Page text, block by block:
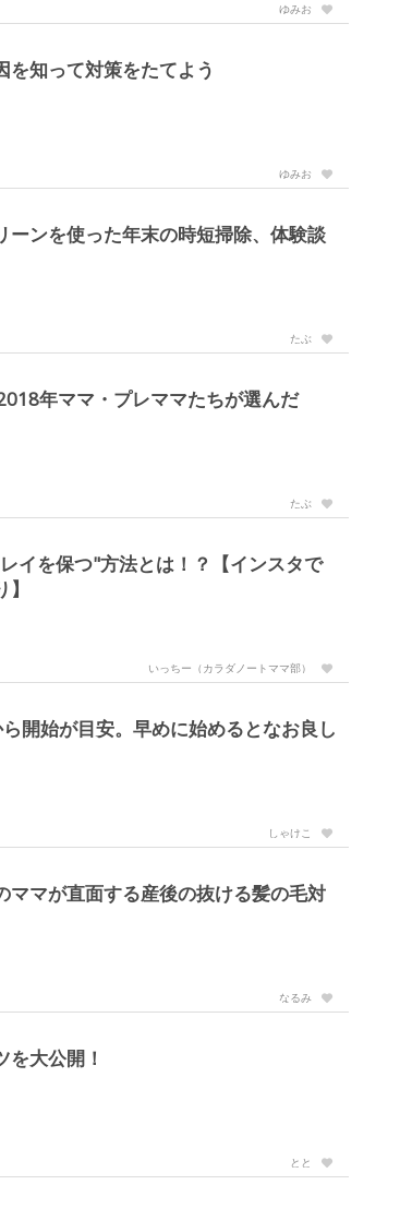
ゆみお
を知って対策をたてよう
ゆみお
ーンを使った年末の時短掃除、体験談
たぶ
年ママ・プレママたちが選んだ
たぶ
イを保つ"方法とは！？【インスタで
いっちー（カラダノートママ部）
開始が目安。早めに始めるとなお良し
しゃけこ
ママが直面する産後の抜ける髪の毛対
なるみ
を大公開！
とと